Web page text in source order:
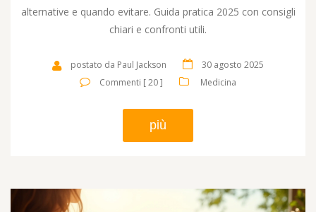
alternative e quando evitare. Guida pratica 2025 con consigli
chiari e confronti utili.
postato da Paul Jackson
30 agosto 2025
Commenti [ 20 ]
Medicina
più